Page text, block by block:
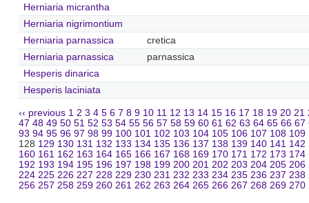
Herniaria micrantha
Herniaria nigrimontium
Herniaria parnassica
cretica
Herniaria parnassica
parnassica
Hesperis dinarica
Hesperis laciniata
‹‹ previous 1 2 3 4 5 6 7 8 9 10 11 12 13 14 15 16 17 18 19 20 21
47 48 49 50 51 52 53 54 55 56 57 58 59 60 61 62 63 64 65 66 67
93 94 95 96 97 98 99 100 101 102 103 104 105 106 107 108 109
128 129 130 131 132 133 134 135 136 137 138 139 140 141 142
160 161 162 163 164 165 166 167 168 169 170 171 172 173 174
192 193 194 195 196 197 198 199 200 201 202 203 204 205 206
224 225 226 227 228 229 230 231 232 233 234 235 236 237 238
256 257 258 259 260 261 262 263 264 265 266 267 268 269 270